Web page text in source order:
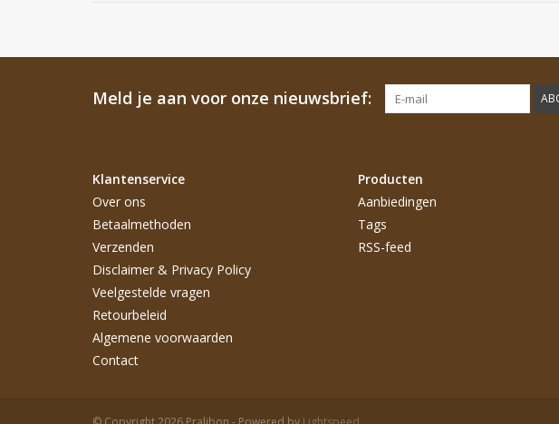
Meld je aan voor onze nieuwsbrief:
Klantenservice
Over ons
Betaalmethoden
Verzenden
Disclaimer & Privacy Policy
Veelgestelde vragen
Retourbeleid
Algemene voorwaarden
Contact
Producten
Aanbiedingen
Tags
RSS-feed